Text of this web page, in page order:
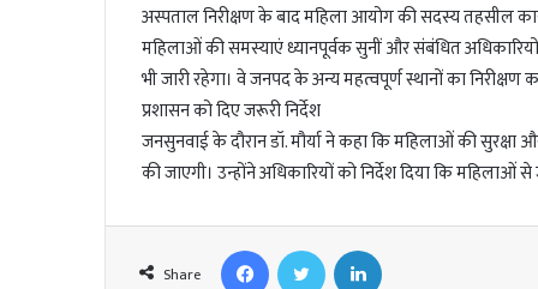
अस्पताल निरीक्षण के बाद महिला आयोग की सदस्य तहसील
महिलाओं की समस्याएं ध्यानपूर्वक सुनीं और संबंधित अधिकारियों
भी जारी रहेगा। वे जनपद के अन्य महत्वपूर्ण स्थानों का
प्रशासन को दिए जरूरी निर्देश
जनसुनवाई के दौरान डॉ. मौर्या ने कहा कि महिलाओं की सुरक्षा
की जाएगी। उन्होंने अधिकारियों को निर्देश दिया कि महिलाओं
Share